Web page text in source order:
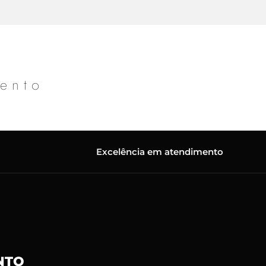
Excelência em atendimento